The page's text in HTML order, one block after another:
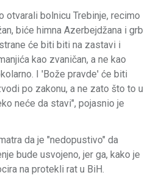
otvarali bolnicu Trebinje, recimo
biće himna Azerbejdžana i grb
će biti biti na zastavi i
kao zvaničan, a ne kao
I 'Bože pravde' će biti
po zakonu, a ne zato što to u
neće da stavi", pojasnio je
da je "nedopustivo" da
bude usvojeno, jer ga, kako je
na protekli rat u BiH.